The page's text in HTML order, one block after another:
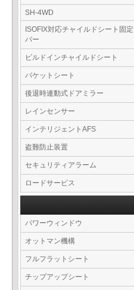
SH-4WD
ISOFIX対応チャイルドシート固定
バー
ビルドインチャイルドシート
バケットシート
後退時連動式ドアミラー
レインセンサー
インテリジェントAFS
盗難防止装置
セキュリティアラーム
ロードサービス
パワーウィンドウ
オットマン機構
フルフラットシート
チップアップシート